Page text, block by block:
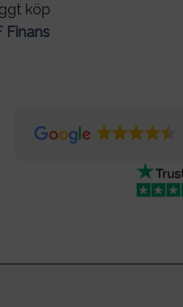
köp
Finans